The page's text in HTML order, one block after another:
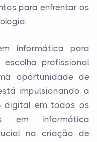
para enfrentar os
informática para
profissional
oportunidade de
impulsionando a
digital em todos os
em informática
na criação de